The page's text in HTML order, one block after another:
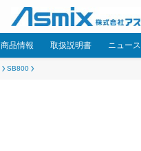
商品情報 取扱説明書 ニュース
SB800